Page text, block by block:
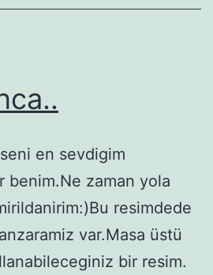
en sevdigim
benim.Ne zaman yola
resimdede
var.Masa üstü
bir resim.